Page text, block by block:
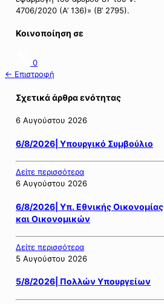
4706/2020 (Α’ 136)» (Β’ 2795).
Κοινοποίηση σε
0
← Επιστροφή
Σχετικά άρθρα ενότητας
6 Αυγούστου 2026
6/8/2026| Υπουργικό Συμβούλιο
Δείτε περισσότερα
6 Αυγούστου 2026
6/8/2026| Υπ. Εθνικής Οικονομίας
και Οικονομικών
Δείτε περισσότερα
5 Αυγούστου 2026
5/8/2026| Πολλών Υπουργείων